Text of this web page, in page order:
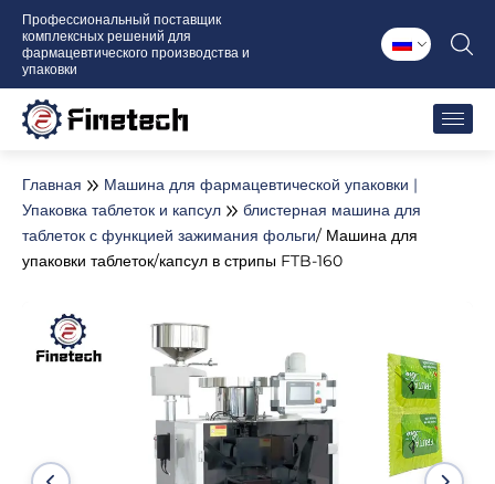
Перейти
содержимому
Профессиональный поставщик
комплексных решений для
фармацевтического производства и
упаковки
Главная
Машина для фармацевтической упаковки |
Упаковка таблеток и капсул
блистерная машина для
таблеток с функцией зажимания фольги/ Машина для
упаковки таблеток/капсул в стрипы FTB-160